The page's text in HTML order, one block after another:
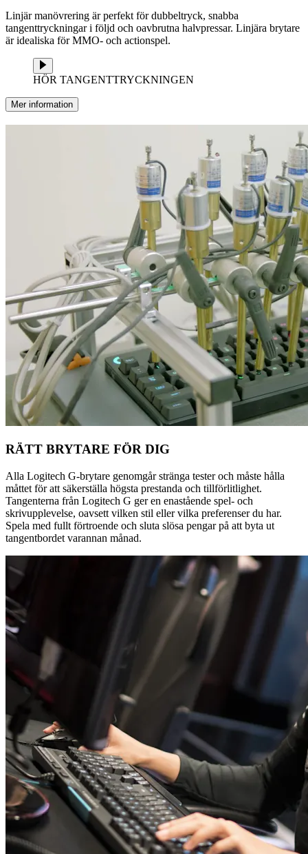
Linjär manövrering är perfekt för dubbeltryck, snabba
tangenttryckningar i följd och oavbrutna halvpressar. Linjära brytare
är idealiska för MMO- och actionspel.
HÖR TANGENTTRYCKNINGEN
Mer information
RÄTT BRYTARE FÖR DIG
Alla Logitech G-brytare genomgår stränga tester och måste hålla
måttet för att säkerställa högsta prestanda och tillförlitlighet.
Tangenterna från Logitech G ger en enastående spel- och
skrivupplevelse, oavsett vilken stil eller vilka preferenser du har.
Spela med fullt förtroende och sluta slösa pengar på att byta ut
tangentbordet varannan månad.